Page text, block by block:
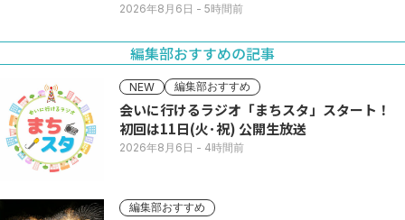
2026年8月6日 - 5時間前
編集部おすすめの記事
NEW 編集部おすすめ
会いに行けるラジオ「まちスタ」スタート！
初回は11日(火･祝) 公開生放送
2026年8月6日 - 4時間前
編集部おすすめ